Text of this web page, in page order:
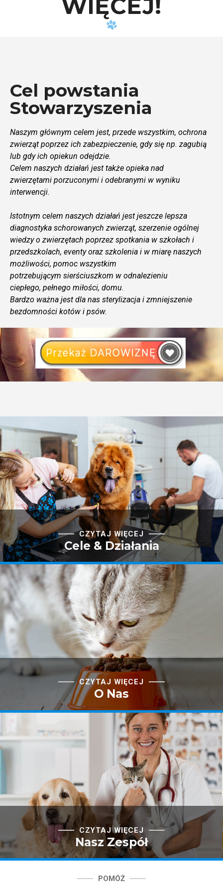
WIĘCEJ!
Cel powstania
Stowarzyszenia
Naszym głównym celem jest, przede wszystkim, ochrona
zwierząt poprzez ich zabezpieczenie, gdy się np. zagubią
lub gdy ich opiekun odejdzie.
Celem naszych działań jest także opieka nad
zwierzętami porzuconymi i odebranymi w wyniku
interwencji.
Istotnym celem naszych działań jest jeszcze lepsza
diagnostyka schorowanych zwierząt, szerzenie ogólnej
wiedzy o zwierzętach poprzez spotkania w szkołach i
przedszkolach, eventy oraz szkolenia i w miarę naszych
możliwości, pomoc wszystkim
potrzebującym sierściuszkom w odnalezieniu
ciepłego, pełnego miłości, domu.
Bardzo ważna jest dla nas sterylizacja i zmniejszenie
bezdomności kotów i psów.
CZYTAJ WIĘCEJ
Cele & Działania
CZYTAJ WIĘCEJ
O Nas
CZYTAJ WIĘCEJ
Nasz Zespół
POMÓŻ